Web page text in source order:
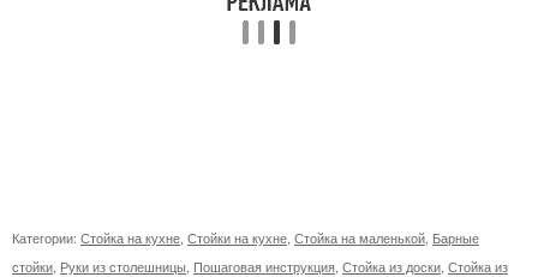
Категории: Стойка на кухне Стойки на кухне Стойка на маленькой Барные
стойки Руки из столешницы Пошаговая инструкция Стойка из доски Стойка из